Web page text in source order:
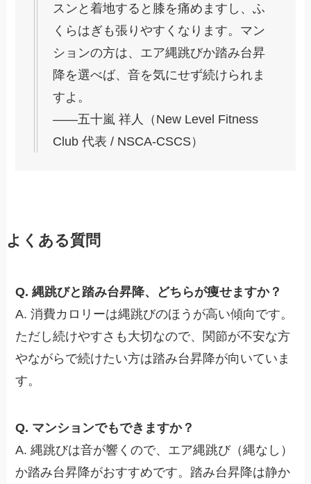
スンと着地すると膝を痛めますし、ふ
くらはぎも張りやすくなります。マン
ションの方は、エア縄跳びか踏み台昇
降を選べば、音を気にせず続けられま
すよ。
——五十嵐 祥人（New Level Fitness
Club 代表 / NSCA-CSCS）
よくある質問
Q. 縄跳びと踏み台昇降、どちらが痩せますか？
A. 消費カロリーは縄跳びのほうが高い傾向です。
ただし続けやすさも大切なので、関節が不安な方
やながらで続けたい方は踏み台昇降が向いていま
す。
Q. マンションでもできますか？
A. 縄跳びは音が響くので、エア縄跳び（縄なし）
か踏み台昇降がおすすめです。踏み台昇降は静か